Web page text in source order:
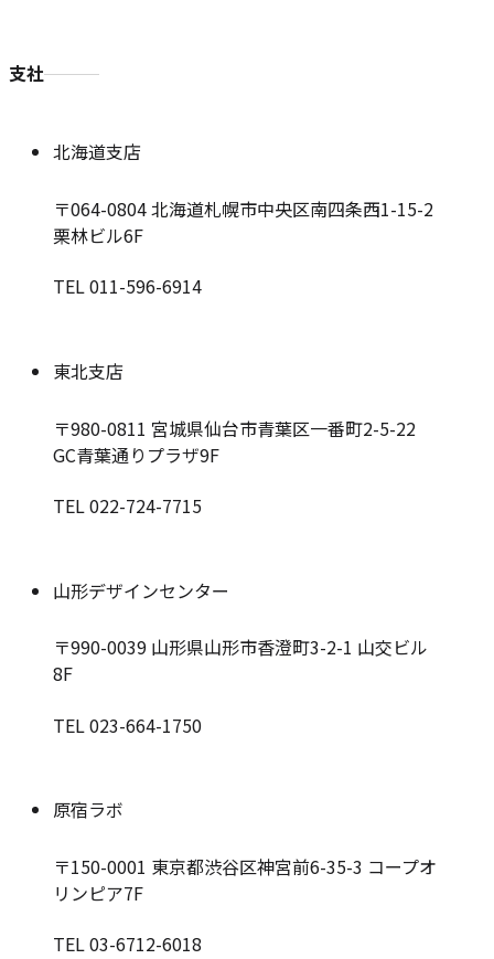
支社
北海道支店
〒064-0804北海道札幌市中央区南四条西1-15-2
栗林ビル6F
TEL 011-596-6914
東北支店
〒980-0811 宮城県仙台市青葉区一番町2-5-22
GC青葉通りプラザ9F
TEL 022-724-7715
山形デザインセンター
〒990-0039 山形県山形市香澄町3-2-1 山交ビル
8F
TEL 023-664-1750
原宿ラボ
〒150-0001 東京都渋谷区神宮前6-35-3 コープオ
リンピア7F
TEL 03-6712-6018